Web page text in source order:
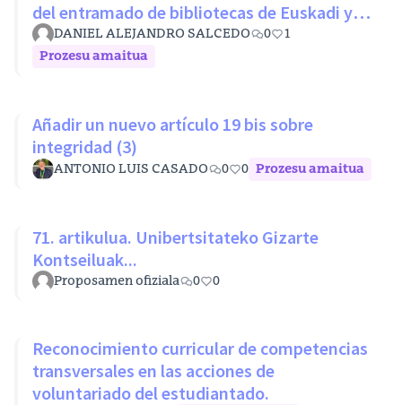
del entramado de bibliotecas de Euskadi y
RLPE (Ley 11/2007 26 octubre)
DANIEL ALEJANDRO SALCEDO 0
1
Prozesu amaitua
Añadir un nuevo artículo 19 bis sobre
integridad (3)
ANTONIO LUIS CASADO 0 0 Prozesu amaitua
71. artikulua. Unibertsitateko Gizarte
Kontseiluak...
Proposamen ofiziala 0 0
Reconocimiento curricular de competencias
transversales en las acciones de
voluntariado del estudiantado.